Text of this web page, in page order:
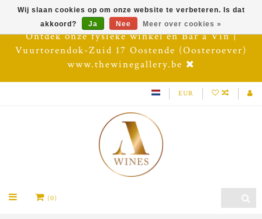
Ontdek onze fysieke winkel en Bar à Vin |
Vuurtorendok-Zuid 17 Oostende (Oosteroever)
www.thewinegallery.be
EUR
(0)
Wij slaan cookies op om onze website te verbeteren. Is dat
akkoord?
Ja Nee Meer over cookies »